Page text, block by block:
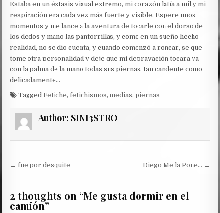
Estaba en un éxtasis visual extremo, mi corazón latía a mil y mi
respiración era cada vez más fuerte y visible. Espere unos
momentos y me lance a la aventura de tocarle con el dorso de
los dedos y mano las pantorrillas, y como en un sueño hecho
realidad, no se dio cuenta, y cuando comenzó a roncar, se que
tome otra personalidad y deje que mi depravación tocara ya
con la palma de la mano todas sus piernas, tan candente como
delicadamente…
TaggedFetiche,fetichismos,medias,piernas
Author: SINI3STRO
Post
← fue por desquite Diego Me la Pone… →
2 thoughts on “Me gusta dormir en el
camión”